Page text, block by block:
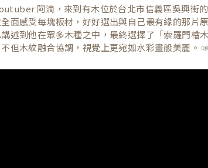
阿滴，來到有木位於台北市信義區吳興街
面感受每塊板材，好好選出與自己最有緣的那片
述到他在眾多木種之中，最終選擇了「索羅門檜
但木紋融合協調，視覺上更宛如水彩畫般美麗。